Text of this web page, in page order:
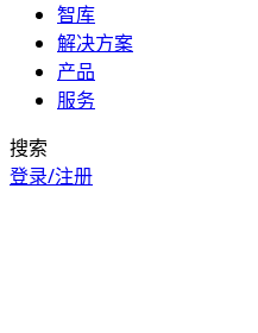
智库
解决方案
产品
服务
搜索
登录/注册